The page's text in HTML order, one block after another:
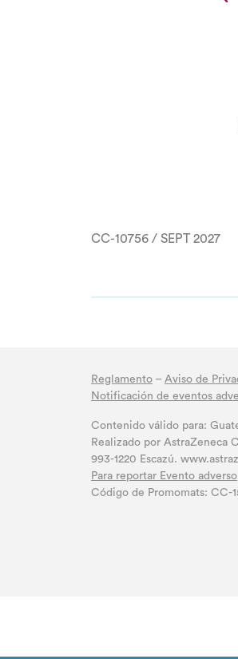
CC-10756 / SEPT 2027
Reglamento – Aviso de
Notificación de eventos
Contenido válido para:
Realizado por AstraZeneca
993-1220 Escazú.
Para reportar Evento
Código de Promomats: CC-